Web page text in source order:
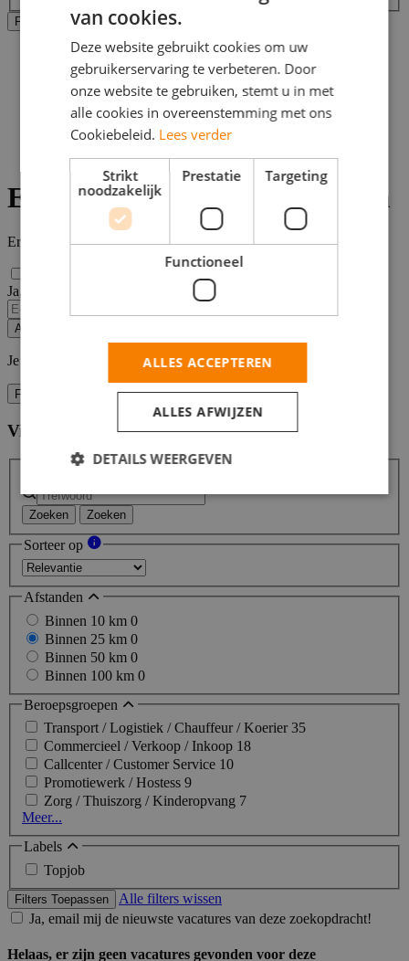
Filters Toepassen Alle filters wissen
Home
Bijbaan
Appingedam
Electra vacatures Appingedam
Er zijn electra vacatures in de buurt van Appingedam gevonden.
Ja, email mij de nieuwste vacatures van deze zoekopdracht!
Alert opslaan
Je kunt vacature-alerts op elk moment uitzetten.
Filters
Vind hier de baan die bij jou past Filters
Zoeken Zoeken
Sorteer op
Afstanden
Binnen 10 km 0
Binnen 25 km 0
Binnen 50 km 0
Binnen 100 km 0
Beroepsgroepen
Transport / Logistiek / Chauffeur / Koerier35
Commercieel / Verkoop / Inkoop 18
Callcenter / Customer Service 10
Promotiewerk / Hostess 9
Zorg / Thuiszorg / Kinderopvang 7
Meer...
Labels
Topjob
Filters Toepassen
Alle filters wissen
Ja, email mij de nieuwste vacatures van deze zoekopdracht!
Helaas, er zijn geen vacatures gevonden voor deze
van cookies.
Deze website gebruikt cookies om uw
gebruikerservaring te verbeteren. Door
onze website te gebruiken, stemt u in met
alle cookies in overeenstemming met ons
Cookiebeleid. Lees verder
Strikt
noodzakelijk
Prestatie Targeting
Functioneel
ALLES ACCEPTEREN
ALLES AFWIJZEN
DETAILS WEERGEVEN